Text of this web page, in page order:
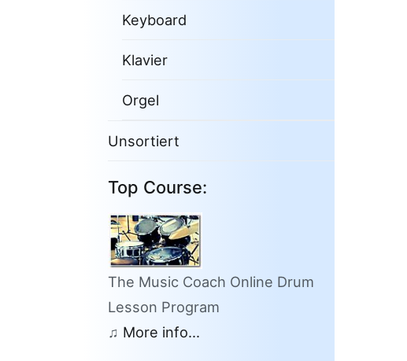
Keyboard
Klavier
Orgel
Unsortiert
Top Course:
The Music Coach Online Drum
Lesson Program
♫ More info...